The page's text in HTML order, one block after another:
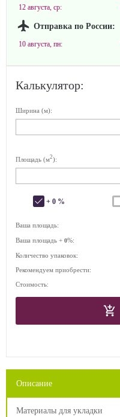
12 августа, ср:
Отправка по России:
10 августа, пн:
Калькулятор:
Ширина (м):
Площадь (м2):
+ 0 %
Ваша площадь:
Ваша площадь + 0%:
Количество упаковок:
Рекомендуем приобрести:
Стоимость:
Описание
Материалы для укладки